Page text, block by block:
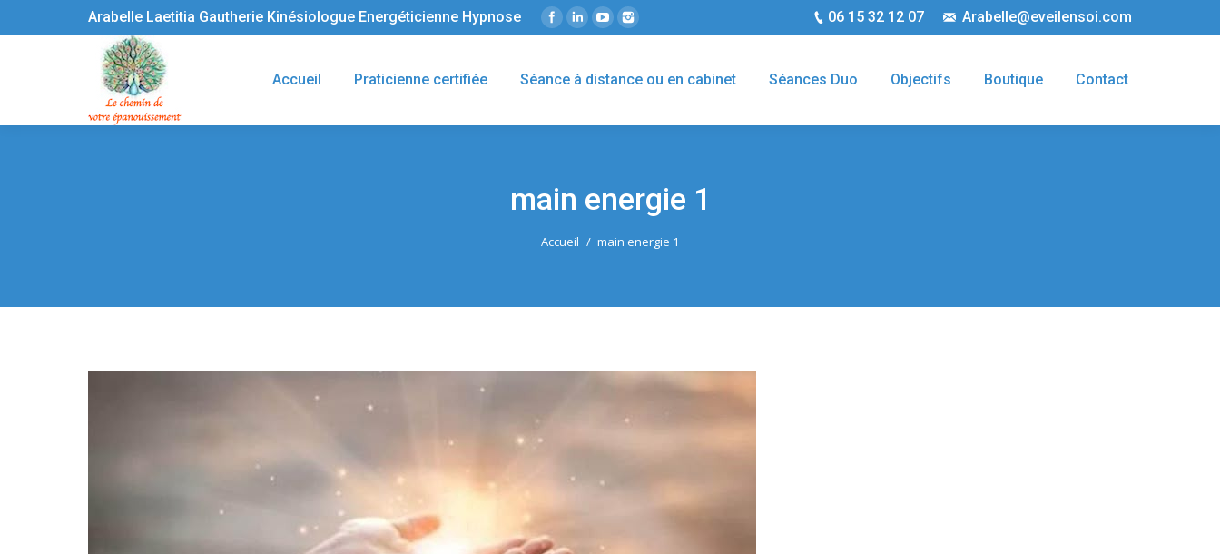
Arabelle Laetitia Gautherie Kinésiologue Energéticienne Hypnose 06 15 32 12 07 Arabelle@eveilensoi.com
Accueil Praticienne certifiée Séance à distance ou en cabinet Séances Duo Objectifs Boutique Contact
main energie 1
Accueil main energie 1